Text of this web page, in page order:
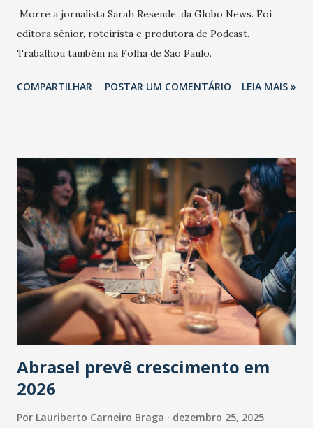
Morre a jornalista Sarah Resende, da Globo News. Foi
editora sênior, roteirista e produtora de Podcast.
Trabalhou também na Folha de São Paulo.
COMPARTILHAR POSTAR UM COMENTÁRIO LEIA MAIS »
Abrasel prevê crescimento em
2026
Por Lauriberto Carneiro Braga dezembro 25, 2025